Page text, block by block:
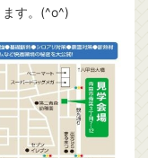
す。(^o^)